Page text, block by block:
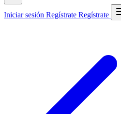
Iniciar sesión Regístrate Regístrate